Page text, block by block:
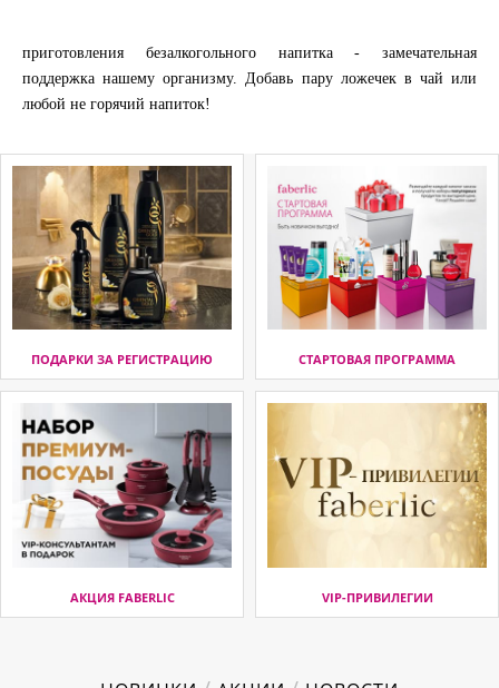
приготовления безалкогольного напитка - замечательная
поддержка нашему организму. Добавь пару ложечек в чай или
любой не горячий напиток!
ПОДАРКИ ЗА РЕГИСТРАЦИЮ СТАРТОВАЯ ПРОГРАММА
АКЦИЯ FABERLIC VIP-ПРИВИЛЕГИИ